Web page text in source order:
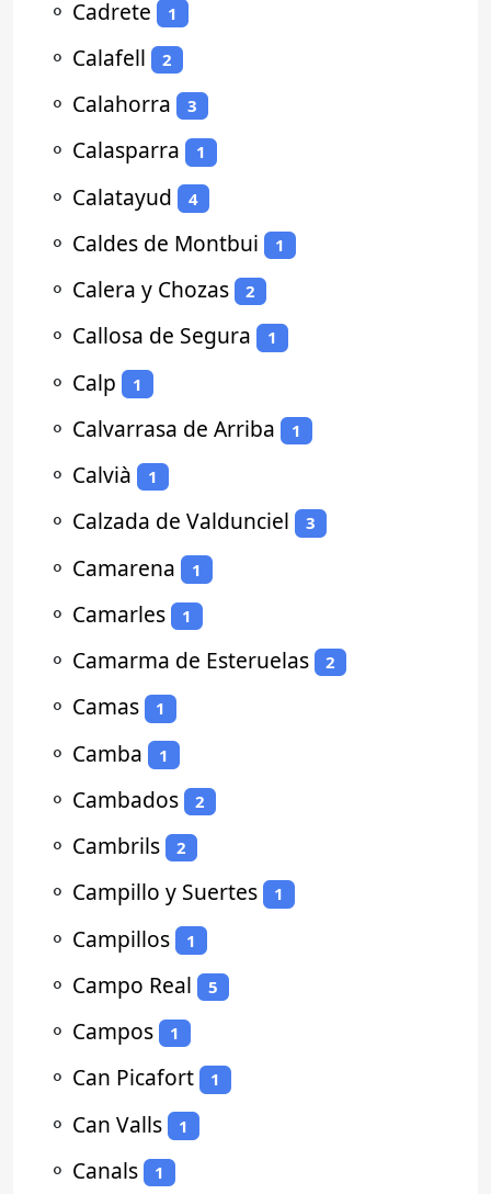
⚬ Cadrete 1
⚬ Calafell 2
⚬ Calahorra 3
⚬ Calasparra 1
⚬ Calatayud 4
⚬ Caldes de Montbui 1
⚬ Calera y Chozas 2
⚬ Callosa de Segura 1
⚬ Calp 1
⚬ Calvarrasa de Arriba 1
⚬ Calvià 1
⚬ Calzada de Valdunciel 3
⚬ Camarena 1
⚬ Camarles 1
⚬ Camarma de Esteruelas 2
⚬ Camas 1
⚬ Camba 1
⚬ Cambados 2
⚬ Cambrils 2
⚬ Campillo y Suertes 1
⚬ Campillos 1
⚬ Campo Real 5
⚬ Campos 1
⚬ Can Picafort 1
⚬ Can Valls 1
⚬ Canals 1